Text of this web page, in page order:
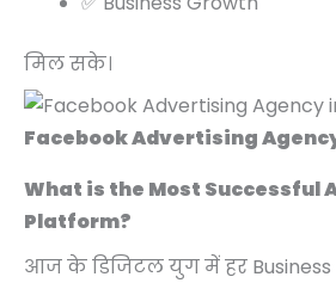
मिल सके।
Facebook Advertising
What is the Most Successful
Platform?
आज के डिजिटल युग में हर